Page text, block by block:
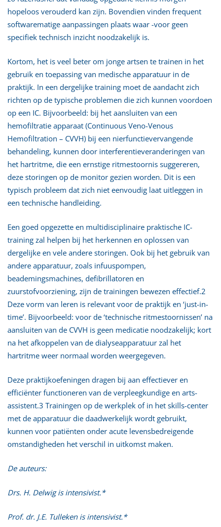
hopeloos verouderd kan zijn. Bovendien vinden frequent
softwarematige aanpassingen plaats waar -voor geen
specifiek technisch inzicht noodzakelijk is.
Kortom, het is veel beter om jonge artsen te trainen in het
gebruik en toepassing van medische apparatuur in de
praktijk. In een dergelijke training moet de aandacht zich
richten op de typische problemen die zich kunnen voordoen
op een IC. Bijvoorbeeld: bij het aansluiten van een
hemofiltratie apparaat (Continuous Veno-Venous
Hemofiltration – CVVH) bij een nierfunctievervangende
behandeling, kunnen door interferentieveranderingen van
het hartritme, die een ernstige ritmestoornis suggereren,
deze storingen op de monitor gezien worden. Dit is een
typisch probleem dat zich niet eenvoudig laat uitleggen in
een technische handleiding.
Een goed opgezette en multidisciplinaire praktische IC-
training zal helpen bij het herkennen en oplossen van
dergelijke en vele andere storingen. Ook bij het gebruik van
andere apparatuur, zoals infuuspompen,
beademingsmachines, defibrillatoren en
zuurstofvoorziening, zijn de trainingen bewezen effectief.2
Deze vorm van leren is relevant voor de praktijk en ‘just-in-
time’. Bijvoorbeeld: voor de ‘technische ritmestoornissen’ na
aansluiten van de CVVH is geen medicatie noodzakelijk; kort
na het afkoppelen van de dialyseapparatuur zal het
hartritme weer normaal worden weergegeven.
Deze praktijkoefeningen dragen bij aan effectiever en
efficiënter functioneren van de verpleegkundige en arts-
assistent.3 Trainingen op de werkplek of in het skills-center
met de apparatuur die daadwerkelijk wordt gebruikt,
kunnen voor patiënten onder acute levensbedreigende
omstandigheden het verschil in uitkomst maken.
De auteurs:
Drs. H. Delwig is intensivist.*
Prof. dr. J.E. Tulleken is intensivist.*